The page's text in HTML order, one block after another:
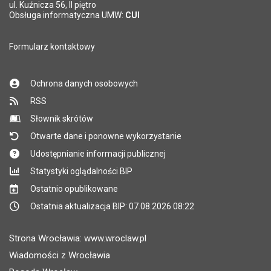
*
Pole wymagane
ul. Kuźnicza 56, II piętro
Obsługa informatyczna UMW: CUI
Formularz kontaktowy
Ochrona danych osobowych
RSS
Słownik skrótów
Otwarte dane i ponowne wykorzystanie
Udostępnianie informacji publicznej
Statystyki oglądalności BIP
Ostatnio opublikowane
Ostatnia aktualizacja BIP: 07.08.2026 08:22
Strona Wrocławia: www.wroclaw.pl
Wiadomości z Wrocławia